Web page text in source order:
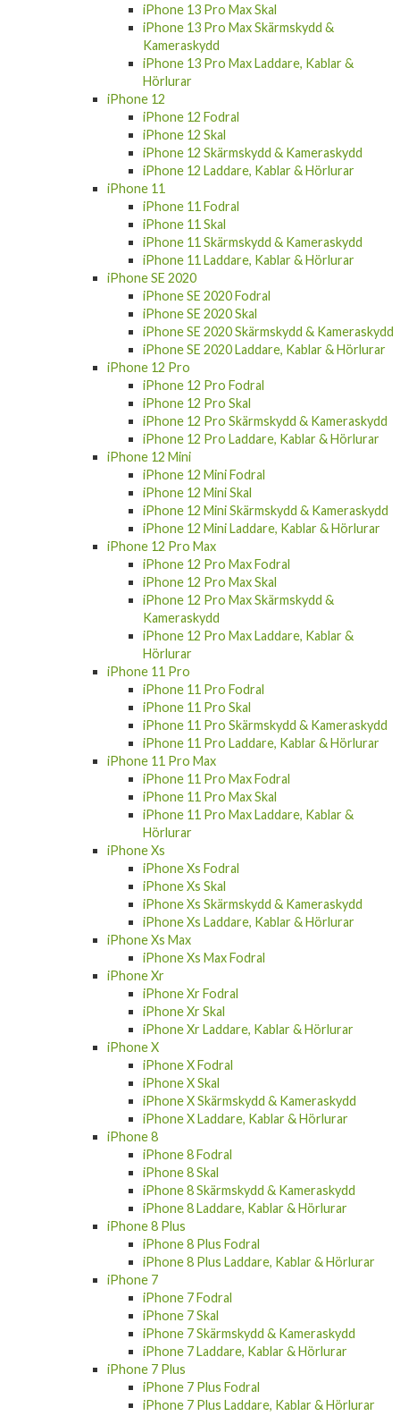
iPhone 13 Pro Max Skal
iPhone 13 Pro Max Skärmskydd &
Kameraskydd
iPhone 13 Pro Max Laddare, Kablar &
Hörlurar
iPhone 12
iPhone 12 Fodral
iPhone 12 Skal
iPhone 12 Skärmskydd & Kameraskydd
iPhone 12 Laddare, Kablar & Hörlurar
iPhone 11
iPhone 11 Fodral
iPhone 11 Skal
iPhone 11 Skärmskydd & Kameraskydd
iPhone 11 Laddare, Kablar & Hörlurar
iPhone SE 2020
iPhone SE 2020 Fodral
iPhone SE 2020 Skal
iPhone SE 2020 Skärmskydd & Kameraskydd
iPhone SE 2020 Laddare, Kablar & Hörlurar
iPhone 12 Pro
iPhone 12 Pro Fodral
iPhone 12 Pro Skal
iPhone 12 Pro Skärmskydd & Kameraskydd
iPhone 12 Pro Laddare, Kablar & Hörlurar
iPhone 12 Mini
iPhone 12 Mini Fodral
iPhone 12 Mini Skal
iPhone 12 Mini Skärmskydd & Kameraskydd
iPhone 12 Mini Laddare, Kablar & Hörlurar
iPhone 12 Pro Max
iPhone 12 Pro Max Fodral
iPhone 12 Pro Max Skal
iPhone 12 Pro Max Skärmskydd &
Kameraskydd
iPhone 12 Pro Max Laddare, Kablar &
Hörlurar
iPhone 11 Pro
iPhone 11 Pro Fodral
iPhone 11 Pro Skal
iPhone 11 Pro Skärmskydd & Kameraskydd
iPhone 11 Pro Laddare, Kablar & Hörlurar
iPhone 11 Pro Max
iPhone 11 Pro Max Fodral
iPhone 11 Pro Max Skal
iPhone 11 Pro Max Laddare, Kablar &
Hörlurar
iPhone Xs
iPhone Xs Fodral
iPhone Xs Skal
iPhone Xs Skärmskydd & Kameraskydd
iPhone Xs Laddare, Kablar & Hörlurar
iPhone Xs Max
iPhone Xs Max Fodral
iPhone Xr
iPhone Xr Fodral
iPhone Xr Skal
iPhone Xr Laddare, Kablar & Hörlurar
iPhone X
iPhone X Fodral
iPhone X Skal
iPhone X Skärmskydd & Kameraskydd
iPhone X Laddare, Kablar & Hörlurar
iPhone 8
iPhone 8 Fodral
iPhone 8 Skal
iPhone 8 Skärmskydd & Kameraskydd
iPhone 8 Laddare, Kablar & Hörlurar
iPhone 8 Plus
iPhone 8 Plus Fodral
iPhone 8 Plus Laddare, Kablar & Hörlurar
iPhone 7
iPhone 7 Fodral
iPhone 7 Skal
iPhone 7 Skärmskydd & Kameraskydd
iPhone 7 Laddare, Kablar & Hörlurar
iPhone 7 Plus
iPhone 7 Plus Fodral
iPhone 7 Plus Laddare, Kablar & Hörlurar